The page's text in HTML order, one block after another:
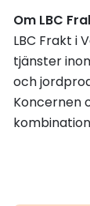
Om LBC
LBC Frakt i
tjänster
och
Koncernen